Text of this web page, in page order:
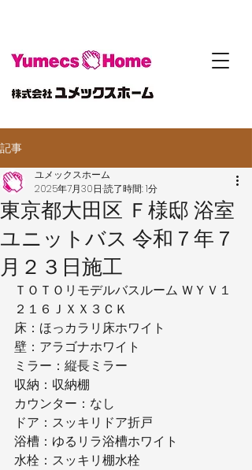
記事
東京都大田区 Ｆ様邸 浴室
ユニットバス 令和７年７
月２３日施工
ユメックスホーム
2025年7月30日 読了時間: 1分
ＴＯＴＯリモデルバスルーム ＷＹＶ１
２１６ＪＸＸ３ＣＫ
床：ほっカラリ床ホワイト
壁：アラゴナホワイト
ミラー：縦長ミラー
収納：収納棚
カウンター：なし
ドア：スッキリドア折戸
浴槽：ゆるリラ浴槽ホワイト
水栓：スッキリ棚水栓